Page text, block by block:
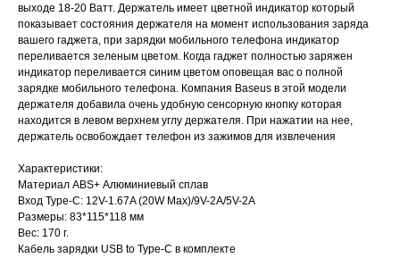
выходе 18-20 Ватт. Держатель имеет цветной индикатор который
показывает состояния держателя на момент использования заряда
вашего гаджета, при зарядки мобильного телефона индикатор
переливается зеленым цветом. Когда гаджет полностью заряжен
индикатор переливается синим цветом оповещая вас о полной
зарядке мобильного телефона. Компания Baseus в этой модели
держателя добавила очень удобную сенсорную кнопку которая
находится в левом верхнем углу держателя. При нажатии на нее,
держатель освобождает телефон из зажимов для извлечения
Характеристики:
Материал ABS+ Алюминиевый сплав
Вход Type-C: 12V-1.67A (20W Max)/9V-2A/5V-2A
Размеры: 83*115*118 мм
Вес: 170 г.
Кабель зарядки USB to Type-C в комплекте